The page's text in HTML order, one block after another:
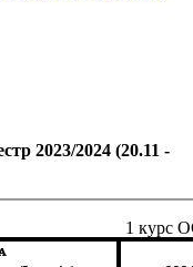
2023/2024 (20.11 -